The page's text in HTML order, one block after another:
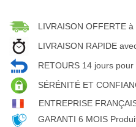
LIVRAISON OFFERTE
LIVRAISON RAPIDE
RETOURS 14 jours pour
SÉRÉNITÉ ET
ENTREPRISE
GARANTI 6 MOIS